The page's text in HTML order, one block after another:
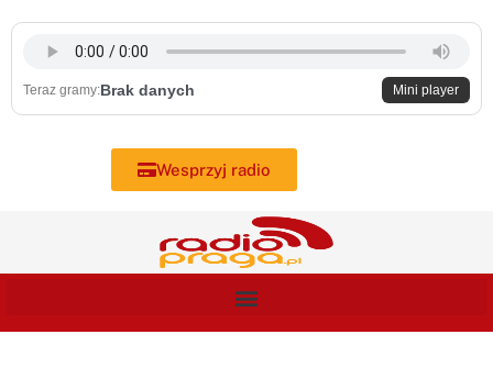
content
Teraz gramy:Brak danych Mini player
Wesprzyj radio